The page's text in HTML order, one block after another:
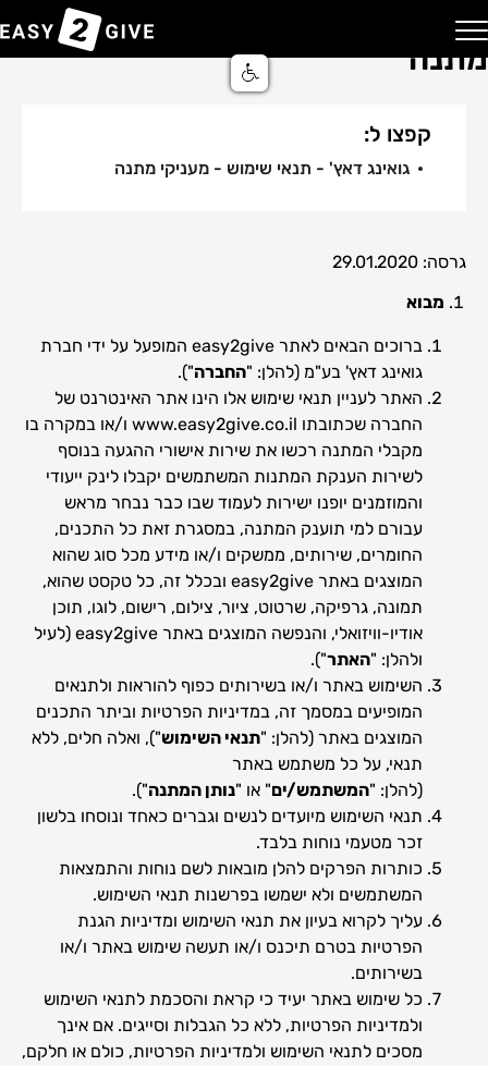
בית
השירותים שלנו
שירות הענקת מתנה באשראי
בלוג
מרכז סיוע ותמיכה
יצירת קשר
Easy2Give | מבצע
רכישה דיגיטלית
מערכת אישורי הגעה
גואינג דאץ' – תנאי שימוש – מעניקי
מתנה
קפצו ל:
גואינג דאץ' - תנאי שימוש - מעניקי מתנה
גרסה: 29.01.2020
מבוא
ברוכים הבאים לאתר easy2give המופעל על ידי חברת
גואינג דאץ' בע"מ (להלן: "החברה").
האתר לעניין תנאי שימוש אלו הינו אתר האינטרנט של
החברה שכתובתו www.easy2give.co.il ו/או במקרה בו
מקבלי המתנה רכשו את שירות אישורי ההגעה בנוסף
לשירות הענקת המתנות המשתמשים יקבלו לינק ייעודי
והמוזמנים יופנו ישירות לעמוד שבו כבר נבחר מראש
עבורם למי תוענק המתנה, במסגרת זאת כל התכנים,
החומרים, שירותים, ממשקים ו/או מידע מכל סוג שהוא
המוצגים באתר easy2give ובכלל זה, כל טקסט שהוא,
תמונה, גרפיקה, שרטוט, ציור, צילום, רישום, לוגו, תוכן
אודיו-וויזואלי, והנפשה המוצגים באתר easy2give (לעיל
ולהלן: "האתר").
השימוש באתר ו/או בשירותים כפוף להוראות ולתנאים
המופיעים במסמך זה, במדיניות הפרטיות וביתר התכנים
המוצגים באתר (להלן: "תנאי השימוש"), ואלה חלים, ללא
תנאי, על כל משתמש באתר
(להלן: "המשתמש/ים" או "נותן המתנה").
תנאי השימוש מיועדים לנשים וגברים כאחד ונוסחו בלשון
זכר מטעמי נוחות בלבד.
כותרות הפרקים להלן מובאות לשם נוחות והתמצאות
המשתמשים ולא ישמשו בפרשנות תנאי השימוש.
עליך לקרוא בעיון את תנאי השימוש ומדיניות הגנת
הפרטיות בטרם תיכנס ו/או תעשה שימוש באתר ו/או
בשירותים.
כל שימוש באתר יעיד כי קראת והסכמת לתנאי השימוש
ולמדיניות הפרטיות, ללא כל הגבלות וסייגים. אם אינך
מסכים לתנאי השימוש ולמדיניות הפרטיות, כולם או חלקם,